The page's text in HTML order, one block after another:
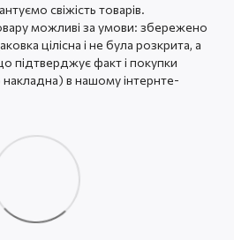
свіжість товарів.
можливі за умови: збережено
цілісна і не була розкрита, а
підтверджує факт і покупки
в нашому інтернте-